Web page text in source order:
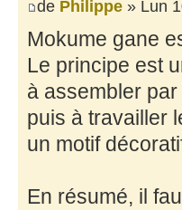
de Philippe » Lun
Mokume gane
Le principe est
à assembler
puis à travailler
un motif
En résumé, il